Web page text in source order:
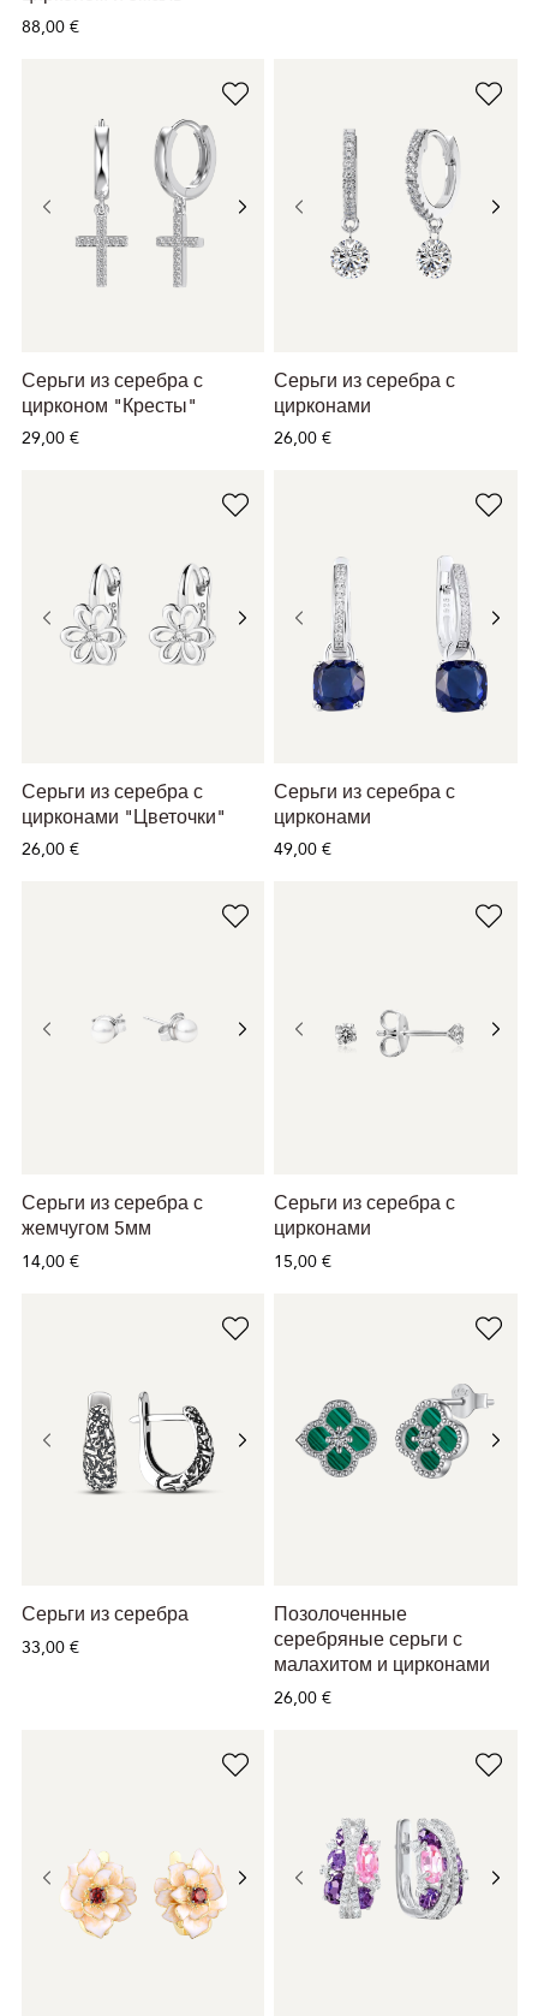
88,00 €
Серьги из серебра с
цирконом "Кресты"
29,00 €
Серьги из серебра с
цирконами
26,00 €
Серьги из серебра с
цирконами "Цветочки"
26,00 €
Серьги из серебра с
цирконами
49,00 €
Серьги из серебра с
жемчугом 5мм
14,00 €
Серьги из серебра с
цирконами
15,00 €
Серьги из серебра
33,00 €
Позолоченные
серебряные серьги с
малахитом и цирконами
26,00 €